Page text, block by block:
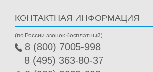
КОНТАКТНАЯ ИНФОРМАЦИЯ
(по России звонок бесплатный)
8 (800) 7005-998
8 (495) 363-80-37